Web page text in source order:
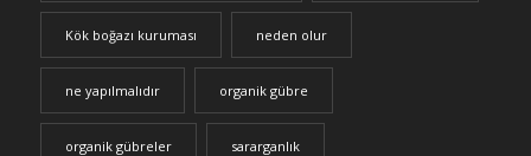
Kök boğazı kuruması neden olur
ne yapılmalıdır organik gübre
organik gübreler sararganlık